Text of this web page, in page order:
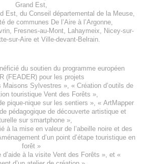
Grand Est,
Est, du Conseil départemental de la Meuse,
de communes De l’Aire à l’Argonne,
Fresnes-au-Mont Lahaymeix
Nicey-sur-
sur-Aireet Ville-devant-Belrain.
du soutien du programme européen
(FEADER) pour les projets
Maisons Sylvestres », « Création d’outils de
touristique Vent des Forêts »,
pique-nique sur les sentiers », « ArtMapper
pédagogique de découverte artistique et
sur smartphone »,
à la mise en valeur de l’abeille noire et des
d’un point d’étape touristique en
forêt»
à la visite Vent des Forêts », et «